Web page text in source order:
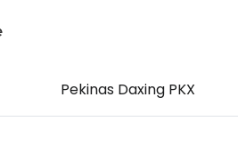
Pekinas Daxing PKX